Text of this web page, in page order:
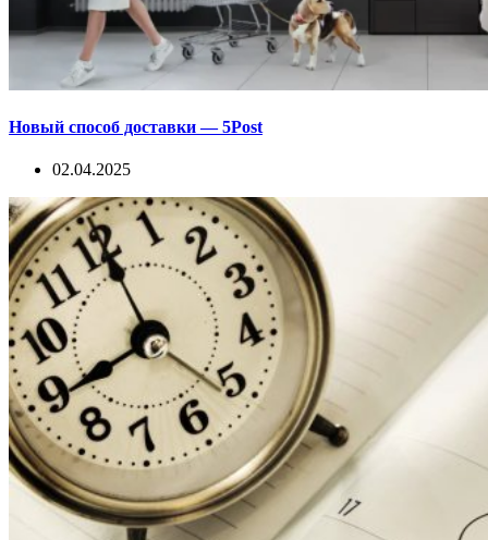
Новый способ доставки — 5Post
02.04.2025